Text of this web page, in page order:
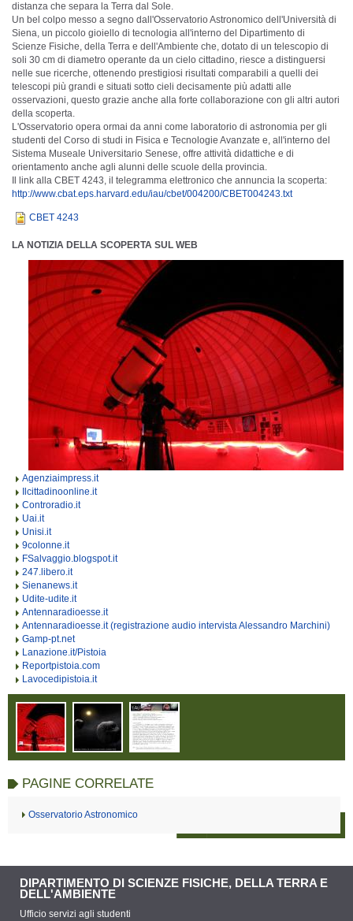
distanza che separa la Terra dal Sole.
Un bel colpo messo a segno dall'Osservatorio Astronomico dell'Università di
Siena, un piccolo gioiello di tecnologia all'interno del Dipartimento di
Scienze Fisiche, della Terra e dell'Ambiente che, dotato di un telescopio di
soli 30 cm di diametro operante da un cielo cittadino, riesce a distinguersi
nelle sue ricerche, ottenendo prestigiosi risultati comparabili a quelli dei
telescopi più grandi e situati sotto cieli decisamente più adatti alle
osservazioni, questo grazie anche alla forte collaborazione con gli altri autori
della scoperta.
L'Osservatorio opera ormai da anni come laboratorio di astronomia per gli
studenti del Corso di studi in Fisica e Tecnologie Avanzate e, all'interno del
Sistema Museale Universitario Senese, offre attività didattiche e di
orientamento anche agli alunni delle scuole della provincia.
Il link alla CBET 4243, il telegramma elettronico che annuncia la scoperta:
http://www.cbat.eps.harvard.edu/iau/cbet/004200/CBET004243.txt
CBET 4243
LA NOTIZIA DELLA SCOPERTA SUL WEB
Agenziaimpress.it
Ilcittadinoonline.it
Controradio.it
Uai.it
Unisi.it
9colonne.it
FSalvaggio.blogspot.it
247.libero.it
Sienanews.it
Udite-udite.it
Antennaradioesse.it
Antennaradioesse.it (registrazione audio intervista Alessandro Marchini)
Gamp-pt.net
Lanazione.it/Pistoia
Reportpistoia.com
Lavocedipistoia.it
PAGINE CORRELATE
Osservatorio Astronomico
DIPARTIMENTO DI SCIENZE FISICHE, DELLA TERRA E
DELL'AMBIENTE
Ufficio servizi agli studenti